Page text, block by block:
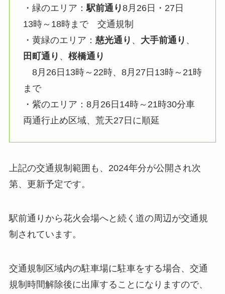
・緑のエリア：駅前通り8月26日・27日
13時～18時まで 交通規制
・黄緑のエリア： 慈光通り 、 大手前通り 、
田町通り 、 桜橋通り
8月26日13時～22時、8月27日13時～21時
まで
・紫のエリア：8月26日14時～21時30分車
両通行止め区域、荒天27日に順延
上記の交通規制範囲も、2024年分が公開され次
第、更新予定です。
駅前通りから花火会場へと続く道の周辺が交通規
制されています。
交通規制区域内の駐車場に駐車をする場合、交通
規制時間解除後に出庫することになりますので、